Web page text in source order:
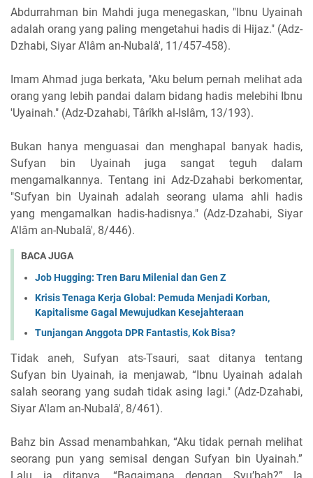
Abdurrahman bin Mahdi juga menegaskan, "Ibnu Uyainah
adalah orang yang paling mengetahui hadis di Hijaz." (Adz-
Dzhabi, Siyar A'lâm an-Nubalâ', 11/457-458).
Imam Ahmad juga berkata, "Aku belum pernah melihat ada
orang yang lebih pandai dalam bidang hadis melebihi Ibnu
'Uyainah." (Adz-Dzahabi, Târîkh al-Islâm, 13/193).
Bukan hanya menguasai dan menghapal banyak hadis,
Sufyan bin Uyainah juga sangat teguh dalam
mengamalkannya. Tentang ini Adz-Dzahabi berkomentar,
"Sufyan bin Uyainah adalah seorang ulama ahli hadis
yang mengamalkan hadis-hadisnya." (Adz-Dzahabi, Siyar
A'lâm an-Nubalâ', 8/446).
BACA JUGA
Job Hugging: Tren Baru Milenial dan Gen Z
Krisis Tenaga Kerja Global: Pemuda Menjadi Korban,
Kapitalisme Gagal Mewujudkan Kesejahteraan
Tunjangan Anggota DPR Fantastis, Kok Bisa?
Tidak aneh, Sufyan ats-Tsauri, saat ditanya tentang
Sufyan bin Uyainah, ia menjawab, “Ibnu Uyainah adalah
salah seorang yang sudah tidak asing lagi." (Adz-Dzahabi,
Siyar A'lam an-Nubalâ', 8/461).
Bahz bin Assad menambahkan, “Aku tidak pernah melihat
seorang pun yang semisal dengan Sufyan bin Uyainah.”
Lalu ia ditanya, “Bagaimana dengan Syu’bah?” Ia